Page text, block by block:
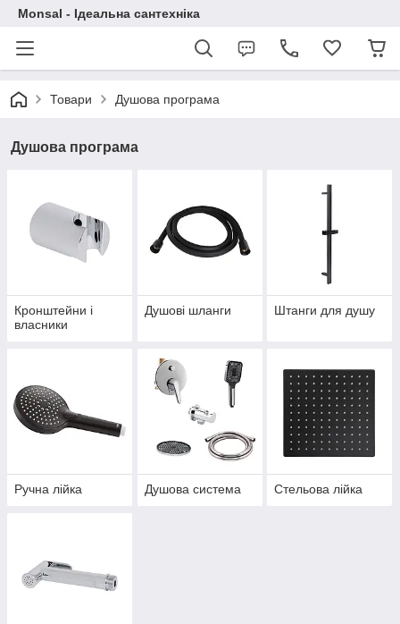
Monsal - Ідеальна сантехніка
Товари Душова програма
Душова програма
Кронштейни і
власники
Душові шланги Штанги для душу
Ручна лійка Душова система Стельова лійка